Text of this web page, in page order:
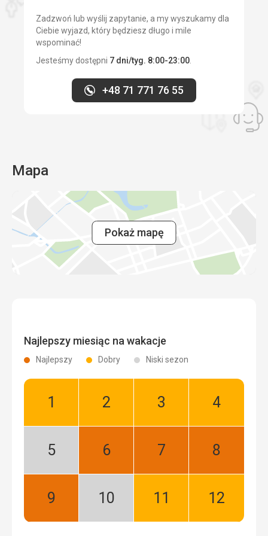
Zadzwoń lub wyślij zapytanie, a my wyszukamy dla
Ciebie wyjazd, który będziesz długo i mile
wspominać!
Jesteśmy dostępni 7 dni/tyg. 8:00-23:00
+48 71 771 76 55
Mapa
Pokaż mapę
Najlepszy miesiąc na wakacje
Najlepszy Dobry Niski sezon
Styczeń:
Luty:
Marzec:
Kwiecień:
Maj:
Czerwiec:
Lipiec:
Sierpień:
Wrzesień:
Październik:
Listopad:
Grudzień: